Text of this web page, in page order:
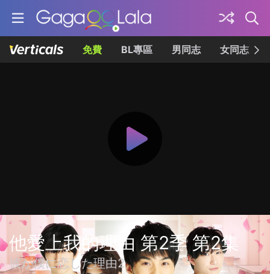
免費 BL專區 男同志 女同志
他愛上我的理由 第2季 第2集
彼が僕に恋した理由2